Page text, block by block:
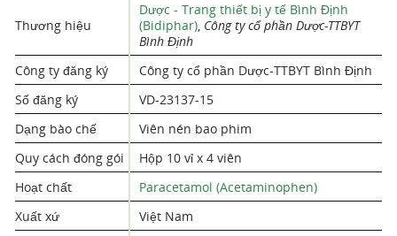
Thương hiệu
Dược - Trang thiết bị y tế Bình Định
(Bidiphar), Công ty cổ phần Dược-TTBYT
Bình Định
Công ty đăng ký
Công ty cổ phần Dược-TTBYT Bình Định
Số đăng ký
VD-23137-15
Dạng bào chế
Viên nén bao phim
Quy cách đóng gói
Hộp 10 vỉ x 4 viên
Hoạt chất
Paracetamol (Acetaminophen)
Xuất xứ
Việt Nam